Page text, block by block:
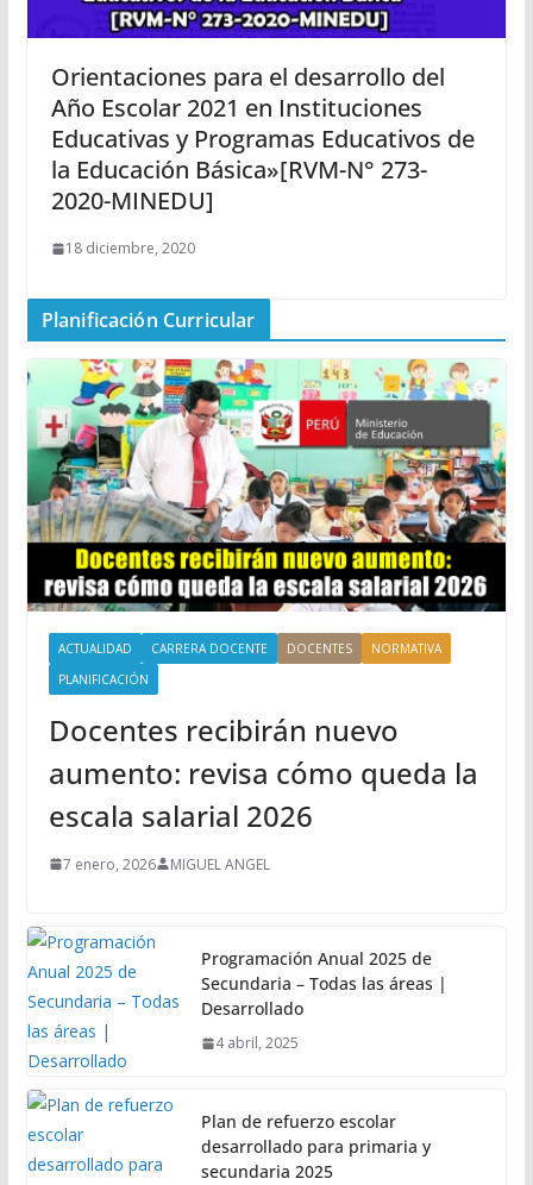
Orientaciones para el desarrollo del
Año Escolar 2021 en Instituciones
Educativas y Programas Educativos de
la Educación Básica»[RVM-N° 273-
2020-MINEDU]
18 diciembre, 2020
Planificación Curricular
ACTUALIDAD CARRERA DOCENTE DOCENTES
NORMATIVA
PLANIFICACIÓN
Docentes recibirán nuevo
aumento: revisa cómo queda la
escala salarial 2026
7 enero, 2026 MIGUEL ANGEL
Programación Anual 2025 de
Secundaria – Todas las áreas |
Desarrollado
4 abril, 2025
Plan de refuerzo escolar
desarrollado para primaria y
secundaria 2025